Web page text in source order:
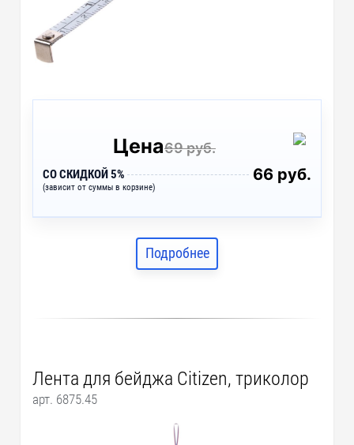
Цена69 руб.
СО СКИДКОЙ 5%
(зависит от суммы в корзине)
66 руб.
Подробнее
Лента для бейджа Citizen, триколор
арт. 6875.45